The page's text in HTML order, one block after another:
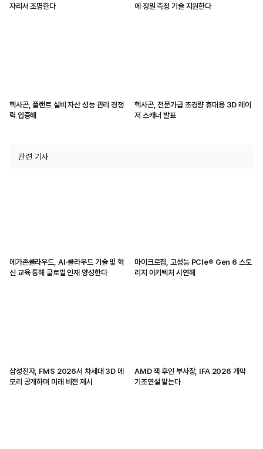
자리서 조명한다
에 정밀 측정 기술 지원한다
헥사곤, 플랜트 설비 자산 성능 관리 경쟁
력 입증해
헥사곤, 전문가급 초경량 휴대용 3D 레이
저 스캐너 발표
관련 기사
메가존클라우드, AI·클라우드 기술 및 혁
신 교육 통해 글로벌 인재 양성한다
마이크로칩, 고성능 PCIe® Gen 6 스토
리지 아키텍처 시연해
삼성전자, FMS 2026서 차세대 3D 메
모리 공개하며 미래 비전 제시
AMD 잭 후인 부사장, IFA 2026 개막
기조연설 맡는다